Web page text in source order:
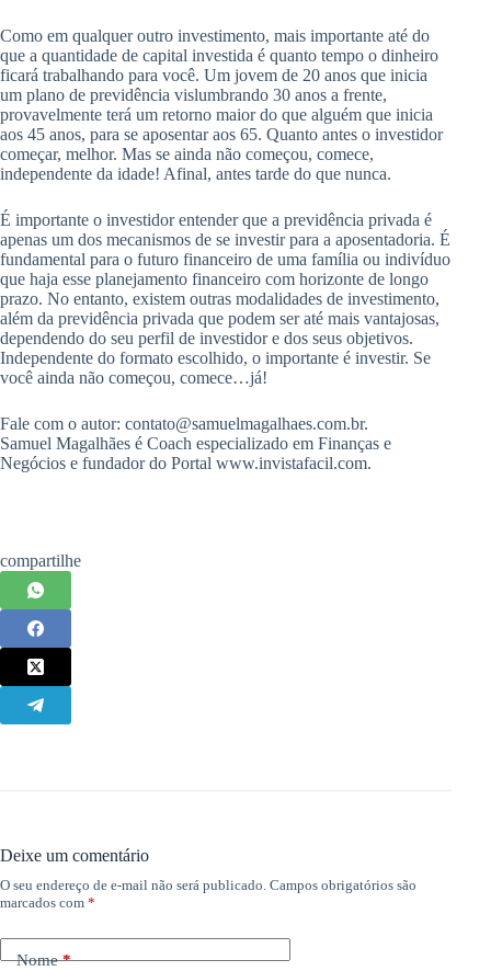
Como em qualquer outro investimento, mais importante até do
que a quantidade de capital investida é quanto tempo o dinheiro
ficará trabalhando para você. Um jovem de 20 anos que inicia
um plano de previdência vislumbrando 30 anos a frente,
provavelmente terá um retorno maior do que alguém que inicia
aos 45 anos, para se aposentar aos 65. Quanto antes o investidor
começar, melhor. Mas se ainda não começou, comece,
independente da idade! Afinal, antes tarde do que nunca.
É importante o investidor entender que a previdência privada é
apenas um dos mecanismos de se investir para a aposentadoria. É
fundamental para o futuro financeiro de uma família ou indivíduo
que haja esse planejamento financeiro com horizonte de longo
prazo. No entanto, existem outras modalidades de investimento,
além da previdência privada que podem ser até mais vantajosas,
dependendo do seu perfil de investidor e dos seus objetivos.
Independente do formato escolhido, o importante é investir. Se
você ainda não começou, comece…já!
Fale com o autor: contato@samuelmagalhaes.com.br.
Samuel Magalhães é Coach especializado em Finanças e
Negócios e fundador do Portal www.invistafacil.com.
compartilhe
Deixe um comentário
O seu endereço de e-mail não será publicado. Campos obrigatórios são
marcados com *
Nome*